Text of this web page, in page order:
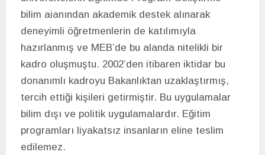
bilim aianından akademik destek alınarak
deneyimli öğretmenlerin de katılımıyla
hazırlanmış ve MEB’de bu alanda nitelikli bir
kadro oluşmuştu. 2002’den itibaren iktidar bu
donanımlı kadroyu Bakanlıktan uzaklaştırmış,
tercih ettiği kişileri getirmiştir. Bu uygulamalar
bilim dışı ve politik uygulamalardır. Eğitim
programları liyakatsız insanların eline teslim
edilemez.